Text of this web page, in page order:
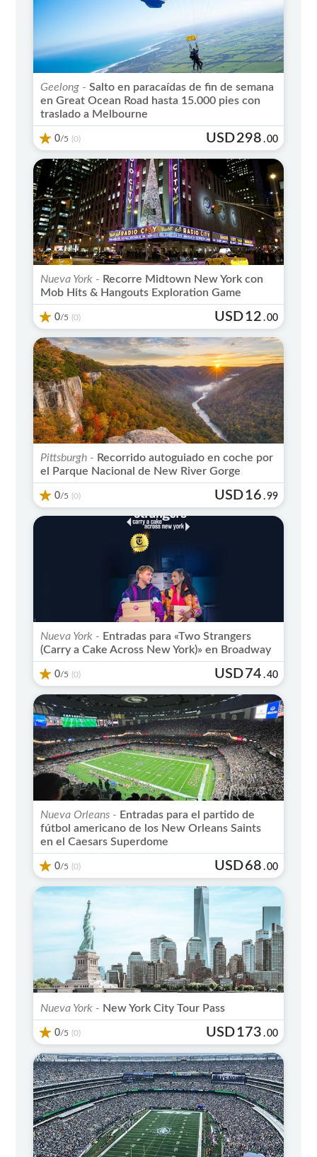
Geelong - Salto en paracaídas de fin de semana
en Great Ocean Road hasta 15.000 pies con
traslado a Melbourne
0/5 (0) USD298 .00
Nueva York - Recorre Midtown New York con
Mob Hits & Hangouts Exploration Game
0/5 (0) USD12 .00
Pittsburgh - Recorrido autoguiado en coche por
el Parque Nacional de New River Gorge
0/5 (0) USD16 .99
Nueva York - Entradas para «Two Strangers
(Carry a Cake Across New York)» en Broadway
0/5 (0) USD74 .40
Nueva Orleans - Entradas para el partido de
fútbol americano de los New Orleans Saints
en el Caesars Superdome
0/5 (0) USD68 .00
Nueva York - New York City Tour Pass
0/5 (0) USD173 .00